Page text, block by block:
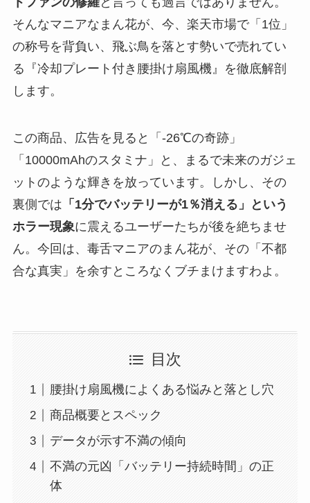
そんなマニアなまん花が、今、楽天市場で「1位」
の称号を背負い、飛ぶ鳥を落とす勢いで売れてい
る『冷却プレート付き腰掛け扇風機』を徹底解剖
します。
この商品、広告を見ると「-26℃の奇跡」
「10000mAhのスタミナ」と、まるで未来のガジェ
ットのような輝きを放っています。しかし、その
裏側では 「1分でバッテリーが1％消える」という
ホラー現象に震えるユーザーたちが後を絶ちませ
ん。今回は、毒舌マニアのまん花が、その「不都
合な真実」を余すところなくブチまけますわよ。
目次
腰掛け扇風機によくある悩みと落とし穴
商品概要とスペック
データが示す不満の傾向
不満の元凶「バッテリー持続時間」の正
体